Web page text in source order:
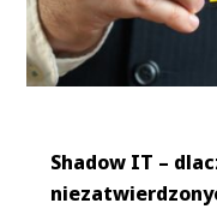
Shadow IT –